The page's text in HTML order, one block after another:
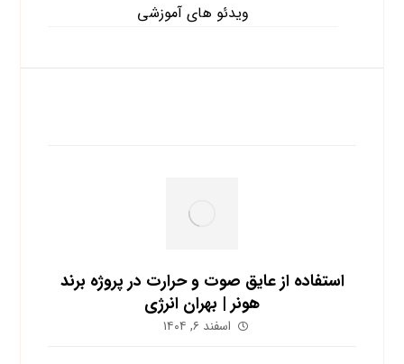
ویدئو های آموزشی
استفاده از عایق صوت و حرارت در پروژه برند
هونر | بهران انرژی
اسفند ۶, ۱۴۰۴